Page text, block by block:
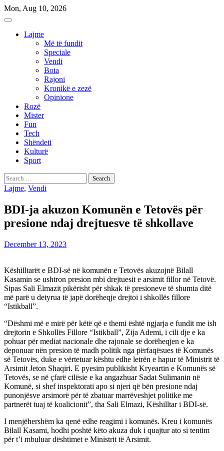
Skip
to
Mon, Aug 10, 2026
Lajme
Më të fundit
Speciale
Vendi
Bota
Rajoni
Kronikë e zezë
Opinione
Rozë
Mister
Fun
Tech
Shëndeti
Kulturë
Sport
Search
for:
Lajme, Vendi
BDI-ja akuzon Komunën e Tetovës për
presione ndaj drejtuesve të shkollave
December 13, 2023
Këshilltarët e BDI-së në komunën e Tetovës akuzojnë Bilall
Kasamin se ushtron presion mbi drejtuesit e arsimit fillor në Tetovë.
Sipas Sali Elmazit pikërisht për shkak të presioneve të shumta ditë
më parë u detyrua të japë dorëheqje drejtoi i shkollës fillore
“Istikball”.
“Dëshmi më e mirë për këtë që e themi është ngjarja e fundit me ish
drejtorin e Shkollës Fillore “Istikball”, Zija Ademi, i cili dje e ka
pohuar për mediat nacionale dhe rajonale se dorëheqjen e ka
deponuar nën presion të madh politik nga përfaqësues të Komunës
së Tetovës, duke e vërtetuar kështu edhe letrën e hapur të Ministrit të
Arsimit Jeton Shaqiri. E pyesim publikisht Kryeartin e Komunës së
Tetovës, se në çfarë cilësie e ka angazhuar Sadat Sulimanin në
Komunë, si shef inspektorati apo si njeri që bën presione ndaj
punonjësve arsimorë për të zbatuar marrëveshjet politike me
partnerët tuaj të koalicionit”, tha Sali Elmazi, Këshilltar i BDI-së.
I menjëhershëm ka qenë edhe reagimi i komunës. Kreu i komunës
Bilall Kasami, hodhi poshtë këto akuza duk i quajtur ato si tentim
për t’i mbuluar dështimet e Ministrit të Arsimit.